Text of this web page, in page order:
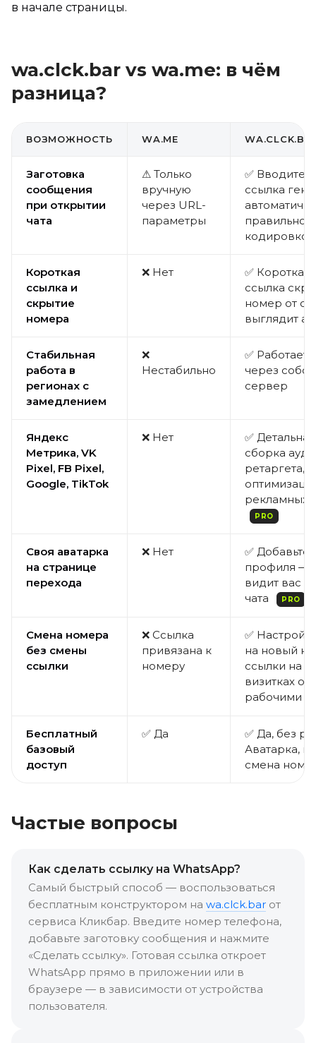
в начале страницы.
wa.clck.bar vs wa.me: в чём
разница?
ВОЗМОЖНОСТЬ WA.ME
Заготовка
сообщения
при открытии
чата
⚠ Только
вручную
через URL-
параметры
✅ Вводите
ссылка
правильной
кодировкой
Короткая
ссылка и
скрытие
номера
❌ Нет
✅ Короткая
ссылка
номер от
выглядит
Стабильная
работа в
регионах с
замедлением
❌
Нестабильно
✅ Работает
через
сервер
Яндекс
Метрика, VK
Pixel, FB Pixel,
Google, TikTok
❌ Нет
✅
сборка
ретаргета,
рекламных
PRO
Своя аватарка
на странице
перехода
❌ Нет
✅ Добавьте
профиля —
видит вас
чата
PRO
Смена номера
без смены
ссылки
❌ Ссылка
привязана к
номеру
✅
на новый
ссылки на
визитках
рабочими
Бесплатный
базовый
доступ
✅ Да
✅ Да, без
Аватарка,
смена
Частые вопросы
Как сделать ссылку на WhatsApp?
Самый быстрый способ — воспользоваться
бесплатным конструктором на wa.clck.bar от
сервиса Кликбар. Введите номер телефона,
добавьте заготовку сообщения и нажмите
«Сделать ссылку». Готовая ссылка откроет
WhatsApp прямо в приложении или в
браузере — в зависимости от устройства
пользователя.